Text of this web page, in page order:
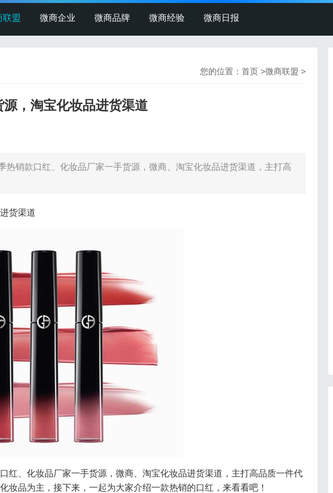
联盟 微商企业 微商品牌 微商经验 微商日报
您的位置： 首页 >微商联盟 >
，淘宝化妆品进货渠道
热销款口红、化妆品厂家一手货源，微商、淘宝化妆品进货渠道，主打高
货渠道
红、化妆品厂家一手货源，微商、淘宝化妆品进货渠道，主打高品质一件代
妆品为主，接下来，一起为大家介绍一款热销的口红，来看看吧！